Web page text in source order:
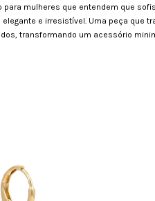
para mulheres que entendem que
e irresistível. Uma peça que
transformando um acessório